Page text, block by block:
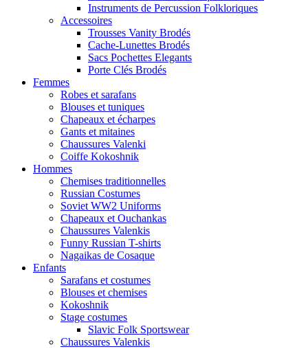
Instruments de Percussion Folkloriques
Accessoires
Trousses Vanity Brodés
Cache-Lunettes Brodés
Sacs Pochettes Elegants
Porte Clés Brodés
Femmes
Robes et sarafans
Blouses et tuniques
Chapeaux et écharpes
Gants et mitaines
Chaussures Valenki
Coiffe Kokoshnik
Hommes
Chemises traditionnelles
Russian Costumes
Soviet WW2 Uniforms
Chapeaux et Ouchankas
Chaussures Valenkis
Funny Russian T-shirts
Nagaikas de Cosaque
Enfants
Sarafans et costumes
Blouses et chemises
Kokoshnik
Stage costumes
Slavic Folk Sportswear
Chaussures Valenkis